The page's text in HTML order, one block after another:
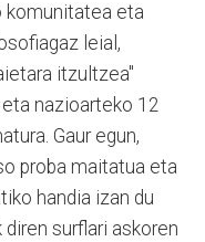
komunitatea eta
leial,
itzultzea"
nazioarteko 12
Gaur egun,
proba maitatua eta
handia izan du
surflari askoren